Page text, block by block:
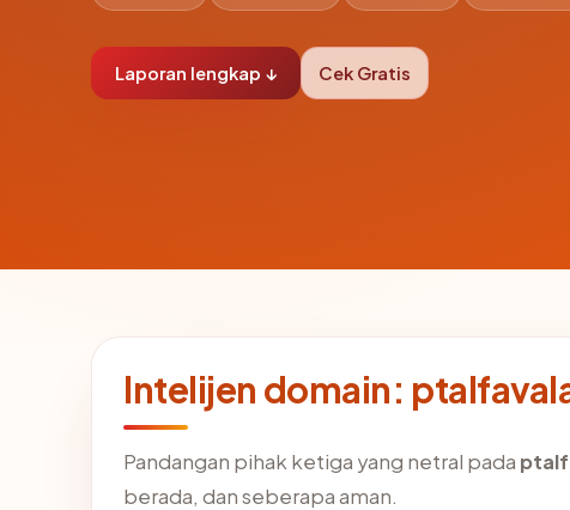
Laporan lengkap ↓ Cek Gratis
Intelijen domain:
Pandangan pihak ketiga yang netral pada
berada, dan seberapa aman.